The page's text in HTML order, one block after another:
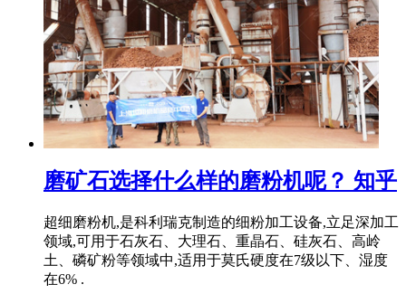
磨矿石选择什么样的磨粉机呢？ 知乎
超细磨粉机,是科利瑞克制造的细粉加工设备,立足深加工
领域,可用于石灰石、大理石、重晶石、硅灰石、高岭
土、磷矿粉等领域中,适用于莫氏硬度在7级以下、湿度
在6% .